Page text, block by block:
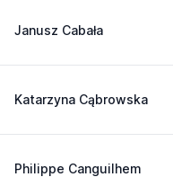
Janusz Cabała
Katarzyna Cąbrowska
Philippe Canguilhem